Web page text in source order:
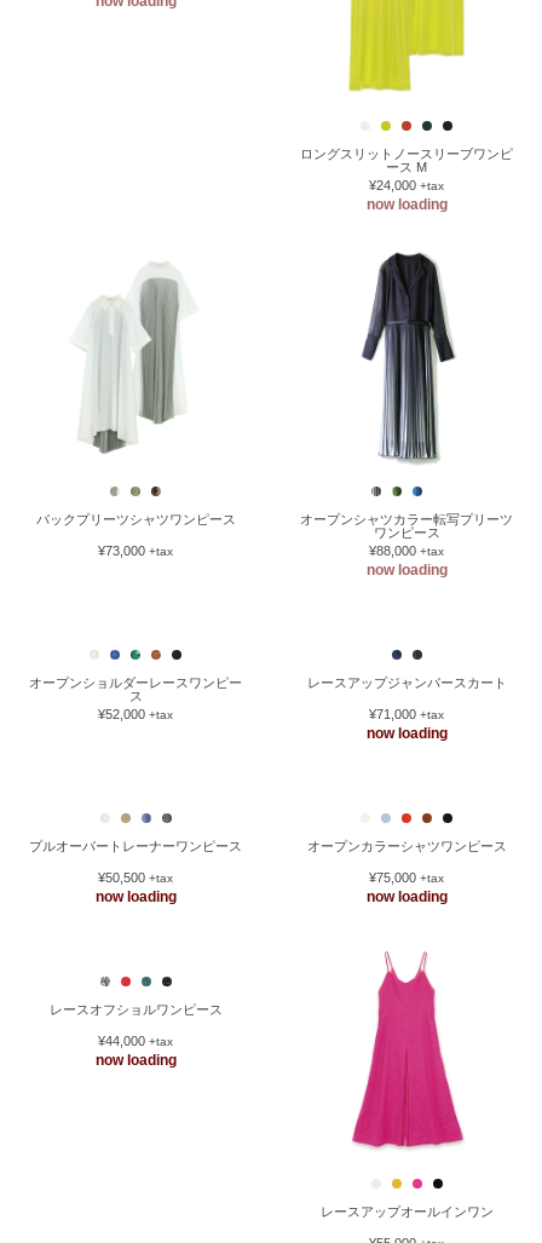
ロングスリットノースリーブワンピ
ース M
¥24,000 +tax
now loading
バックプリーツシャツワンピース
¥73,000 +tax
オープンシャツカラー転写プリーツ
ワンピース
¥88,000 +tax
now loading
オープンショルダーレースワンピー
ス
¥52,000 +tax
レースアップジャンパースカート
¥71,000 +tax
now loading
プルオーバートレーナーワンピース
¥50,500 +tax
now loading
オープンカラーシャツワンピース
¥75,000 +tax
now loading
レースアップオールインワン